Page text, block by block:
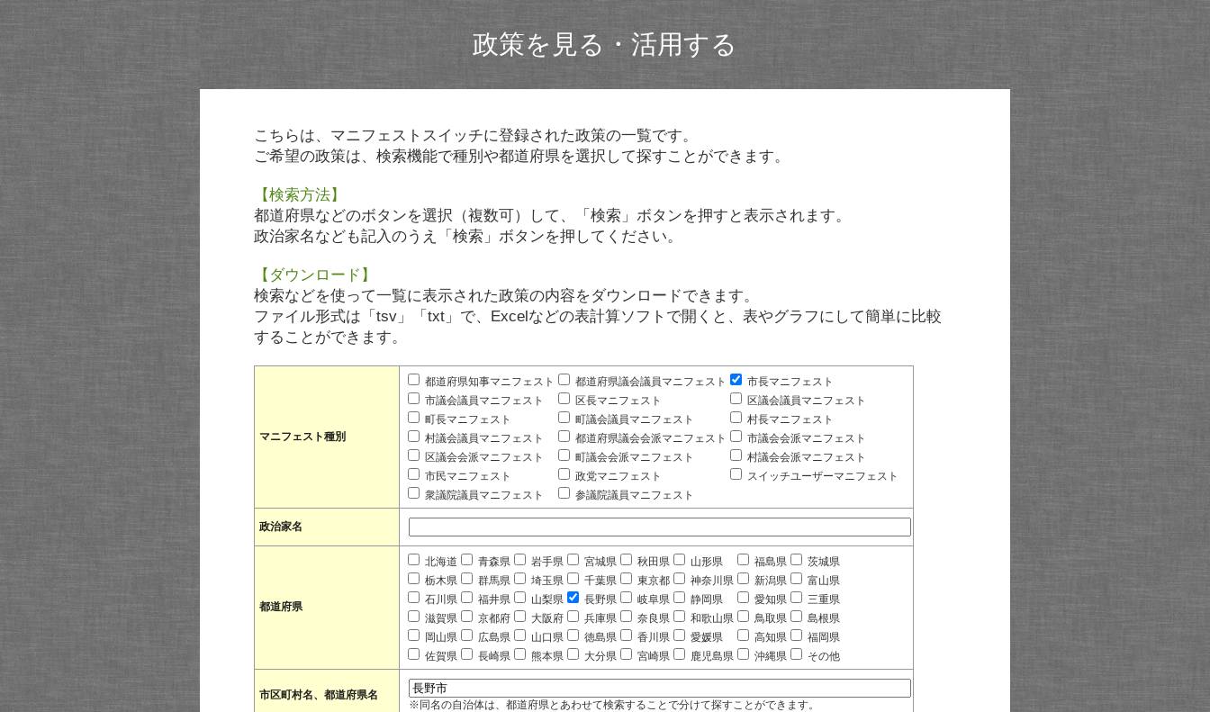
政策を見る・活用する
こちらは、マニフェストスイッチに登録された政策の一覧です。
ご希望の政策は、検索機能で種別や都道府県を選択して探すことができます。
【検索方法】
都道府県などのボタンを選択（複数可）して、「検索」ボタンを押すと表示されます。
政治家名なども記入のうえ「検索」ボタンを押してください。
【ダウンロード】
検索などを使って一覧に表示された政策の内容をダウンロードできます。
ファイル形式は「tsv」「txt」で、Excelなどの表計算ソフトで開くと、表やグラフにして簡単に比較
することができます。
マニフェスト種別
都道府県知事マニフェスト 都道府県議会議員マニフェスト
市長マニフェスト
市議会議員マニフェスト
区長マニフェスト
区議会議員マニフェスト
町長マニフェスト
町議会議員マニフェスト
村長マニフェスト
村議会議員マニフェスト
都道府県議会会派マニフェスト
市議会会派マニフェスト
区議会会派マニフェスト
町議会会派マニフェスト
村議会会派マニフェスト
市民マニフェスト
政党マニフェスト
スイッチユーザーマニフェスト
衆議院議員マニフェスト
参議院議員マニフェスト
政治家名
都道府県
北海道 青森県 岩手県 宮城県 秋田県 山形県 福島県
茨城県
栃木県
群馬県 埼玉県 千葉県 東京都 神奈川県 新潟県
富山県
石川県
福井県 山梨県 長野県 岐阜県 静岡県 愛知県
三重県
滋賀県
京都府 大阪府 兵庫県 奈良県 和歌山県 鳥取県
島根県
岡山県
広島県 山口県 徳島県 香川県 愛媛県 高知県
福岡県
佐賀県
長崎県 熊本県 大分県 宮崎県 鹿児島県 沖縄県 その他
市区町村名、都道府県名
※同名の自治体は、都道府県とあわせて検索することで分けて探すことができます。